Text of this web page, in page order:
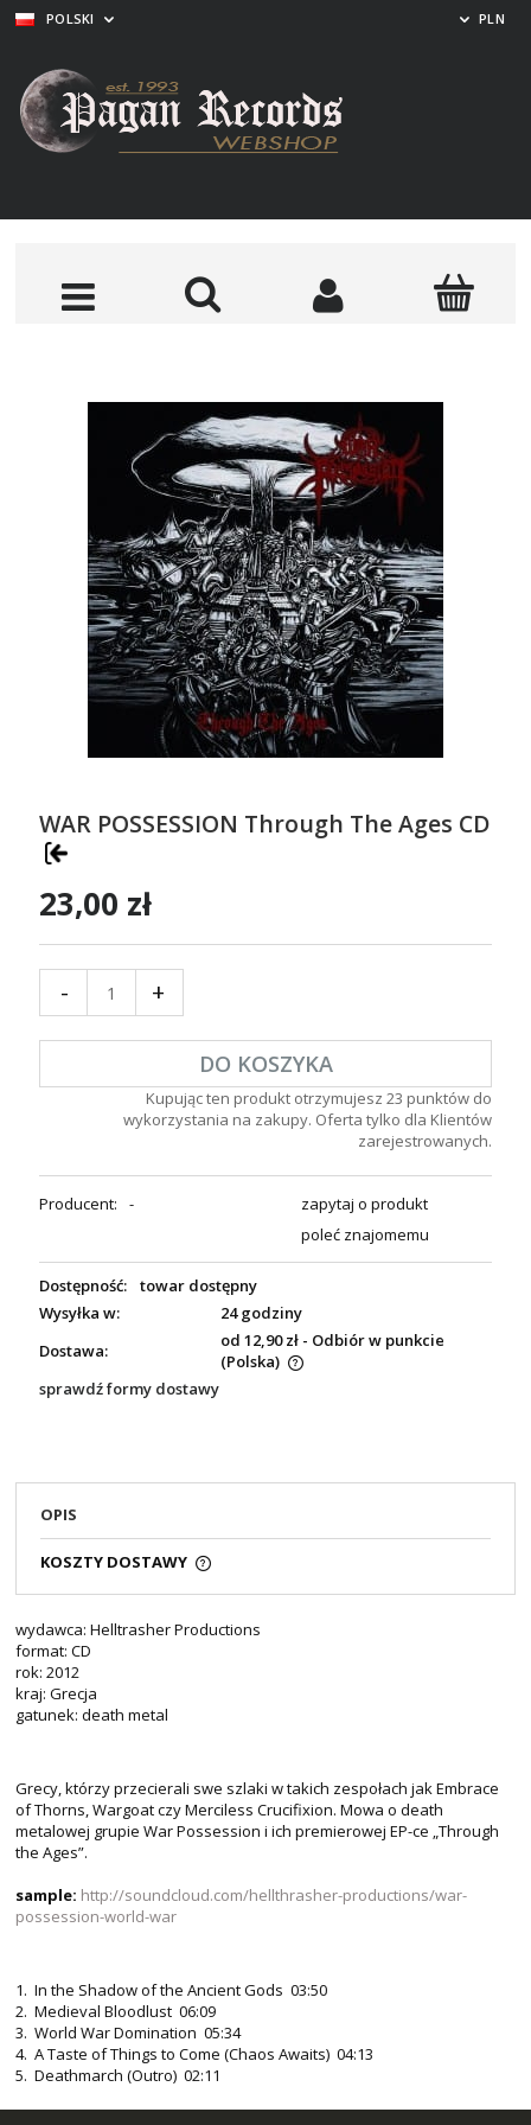
POLSKI PLN
WAR POSSESSION Through The Ages CD
23,00 zł
- +
DO KOSZYKA
Kupując ten produkt otrzymujesz 23 punktów do
wykorzystania na zakupy. Oferta tylko dla Klientów
zarejestrowanych.
Producent: -
zapytaj o produkt
poleć znajomemu
Dostępność:
towar dostępny
Wysyłka w:
24 godziny
Dostawa:
od 12,90 zł - Odbiór w punkcie
(Polska)
sprawdź formy dostawy
OPIS
KOSZTY DOSTAWY
wydawca: Helltrasher Productions
format: CD
rok: 2012
kraj: Grecja
gatunek: death metal
Grecy, którzy przecierali swe szlaki w takich zespołach jak Embrace
of Thorns, Wargoat czy Merciless Crucifixion. Mowa o death
metalowej grupie War Possession i ich premierowej EP-ce „Through
the Ages”.
sample: http://soundcloud.com/hellthrasher-productions/war-
possession-world-war
1. In the Shadow of the Ancient Gods 03:50
2. Medieval Bloodlust 06:09
3. World War Domination 05:34
4. A Taste of Things to Come (Chaos Awaits) 04:13
5. Deathmarch (Outro) 02:11